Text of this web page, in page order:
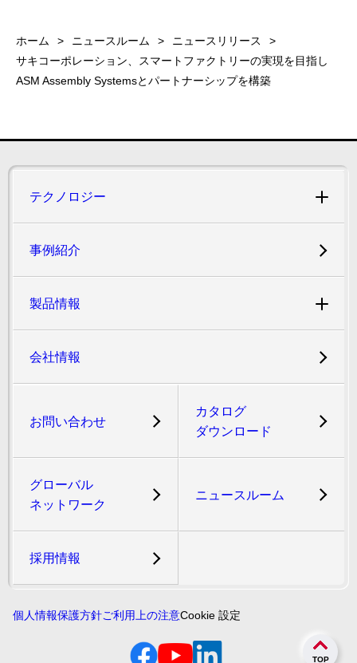
ホーム ニュースルーム
ニュースリリース
サキコーポレーション、スマートファクトリーの実現を目指し
ASM Assembly Systemsとパートナーシップを構築
テクノロジー
事例紹介
製品情報
会社情報
お問い合わせ
カタログ
ダウンロード
グローバル
ネットワーク
ニュースルーム
採用情報
個人情報保護方針ご利用上の注意Cookie 設定
TOP